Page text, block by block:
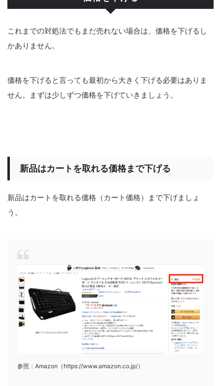
これまでの対処法でもまだ売れない場合は、価格を下げるし
かありません。
価格を下げると言っても最初から大きく下げる必要はありま
せん。まずは少しずつ価格を下げていきましょう。
新品はカートを取れる価格まで下げる
新品はカートを取れる価格（カート価格）まで下げましょ
う。
参照：Amazon（https://www.amazon.co.jp/）